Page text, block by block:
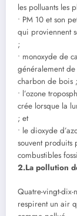
les polluants les
• PM 10 et son
qui proviennent
;
• monoxyde de
généralement
charbon de bois ;
• l’ozone
crée lorsque la
; et
• le dioxyde
souvent produits
combustibles
2.La pollution
Quatre-vingt-
respirent un air